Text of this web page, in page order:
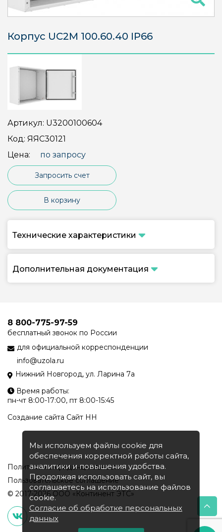
Корпус UC2М 100.60.40 IP66
Артикул: U3200100604
Код: ЯЯС30121
Цена:
по запросу
Запросить счет
В корзину
Технические характеристики
Дополнительная документация
Политика конфиденциальности
Пользовательское соглашение
© 2017-2026 ООО «Континент ЭТС»
8 800-775-97-59
бесплатный звонок по России
для официальной корреспонденции
info@uzola.ru
Нижний Новгород, ул. Ларина 7а
Время работы:
пн-чт 8:00-17:00, пт 8:00-15:45
Создание сайта Сайт НН
Мы используем файлы cookie для
обеспечения корректной работы сайта,
аналитики и повышения удобства.
Продолжая использовать сайт, вы
соглашаетесь на использование файлов
cookie.
Согласие об обработке персональных
данных